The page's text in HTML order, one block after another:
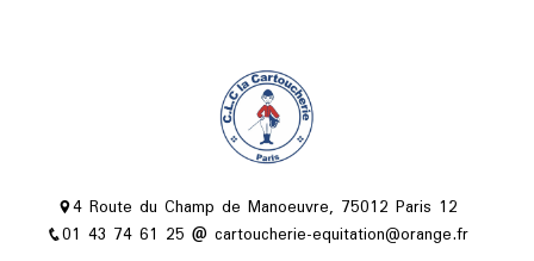
4 Route du Champ de Manoeuvre, 75012 Paris 12
01 43 74 61 25
cartoucherie-equitation@orange.fr